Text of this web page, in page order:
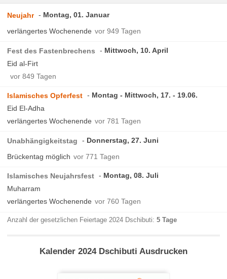
Neujahr
Montag, 01. Januar
verlängertes Wochenende vor 949 Tagen
Fest des Fastenbrechens
Mittwoch, 10. April
Eid al-Firt
vor 849 Tagen
Islamisches Opferfest
Montag - Mittwoch, 17. - 19.06.
Eid El-Adha
verlängertes Wochenende vor 781 Tagen
Unabhängigkeitstag
Donnerstag, 27. Juni
Brückentag möglich vor 771 Tagen
Islamisches Neujahrsfest
Montag, 08. Juli
Muharram
verlängertes Wochenende vor 760 Tagen
Anzahl der gesetzlichen Feiertage 2024 Dschibuti:5 Tage
Kalender 2024 Dschibuti Ausdrucken